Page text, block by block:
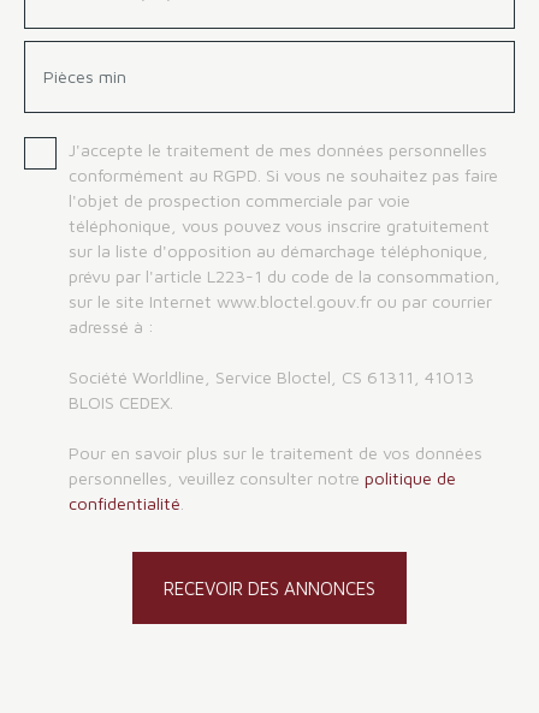
Pièces min
J'accepte le traitement de mes données personnelles
conformément au RGPD. Si vous ne souhaitez pas faire
l'objet de prospection commerciale par voie
téléphonique, vous pouvez vous inscrire gratuitement
sur la liste d'opposition au démarchage téléphonique,
prévu par l'article L223-1 du code de la consommation,
sur le site Internet www.bloctel.gouv.fr ou par courrier
adressé à :
Société Worldline, Service Bloctel, CS 61311, 41013
BLOIS CEDEX.
Pour en savoir plus sur le traitement de vos données
personnelles, veuillez consulter notre politique de
confidentialité
RECEVOIR DES ANNONCES